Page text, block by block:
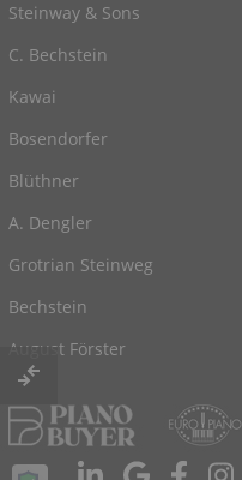
Steinway & Sons
C. Bechstein
Kawai
Bosendorfer
Blüthner
A. Dengler
Grotrian Steinweg
Bechstein
August Förster